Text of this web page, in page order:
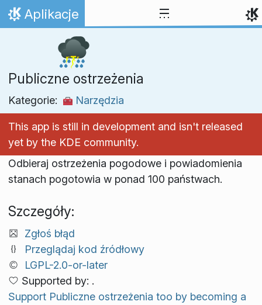
Przejdź to treści
Strona domowa
Aplikacje
Publiczne ostrzeżenia
Kategorie: Narzędzia
This app is still in development and isn't released
yet by the KDE community.
Odbieraj ostrzeżenia pogodowe i powiadomienia
stanach pogotowia w ponad 100 państwach.
Szczegóły:
Zgłoś błąd
Przeglądaj kod źródłowy
LGPL-2.0-or-later
Supported by: .
Support Publiczne ostrzeżenia too by becoming a